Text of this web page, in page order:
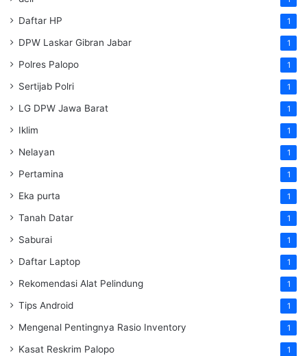
Daftar HP 1
DPW Laskar Gibran Jabar 1
Polres Palopo 1
Sertijab Polri 1
LG DPW Jawa Barat 1
Iklim 1
Nelayan 1
Pertamina 1
Eka purta 1
Tanah Datar 1
Saburai 1
Daftar Laptop 1
Rekomendasi Alat Pelindung 1
Tips Android 1
Mengenal Pentingnya Rasio Inventory 1
Kasat Reskrim Palopo 1